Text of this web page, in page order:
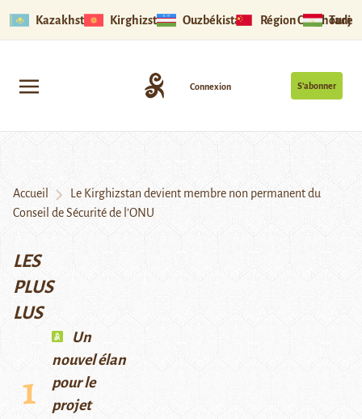
Kazakhstan Kirghizstan Ouzbékistan Région Ouïghoure
S’abonner
Connexion
Accueil
Le Kirghizstan devient membre non permanent du
Conseil de Sécurité de l’ONU
LES
PLUS
LUS
Un
nouvel élan
pour le
projet